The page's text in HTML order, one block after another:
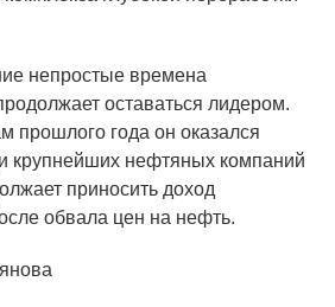
непростые времена
оставаться лидером.
прошлого года он оказался
крупнейших нефтяных компаний
приносить доход
обвала цен на нефть.